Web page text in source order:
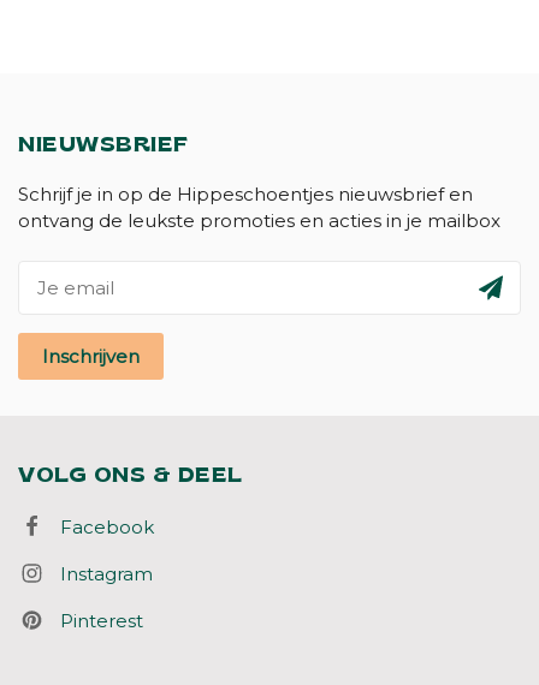
NIEUWSBRIEF
Schrijf je in op de Hippeschoentjes nieuwsbrief en
ontvang de leukste promoties en acties in je mailbox
Inschrijven
VOLG ONS & DEEL
Facebook
Instagram
Pinterest